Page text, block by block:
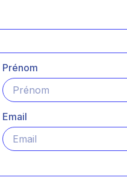
Prénom
Email